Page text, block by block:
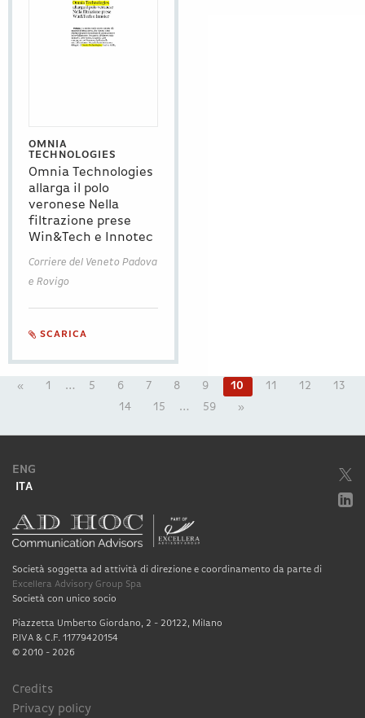
OMNIA
TECHNOLOGIES
Omnia Technologies
allarga il polo
veronese Nella
filtrazione prese
Win&Tech e Innotec
Corriere del Veneto Padova
e Rovigo
SCARICA
« 1 … 5 6 7 8 9 10 11 12
13
14
15 … 59 »
ENG
ITA
Società soggetta ad attività di direzione e coordinamento da parte di
Excellera Advisory Group Spa
Società con unico socio
Piazzetta Umberto Giordano, 2 - 20122, Milano
P.IVA & C.F. 11779420154
© 2010 - 2026
Credits
Privacy policy